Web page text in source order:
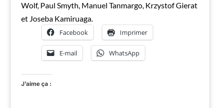
Wolf, Paul Smyth, Manuel Tanmargo, Krzystof Gierat
et Joseba Kamiruaga.
Facebook Imprimer
E-mail WhatsApp
J’aime ça :